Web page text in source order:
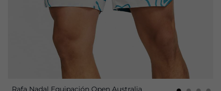
Rafa Nadal Equipación Open Australia